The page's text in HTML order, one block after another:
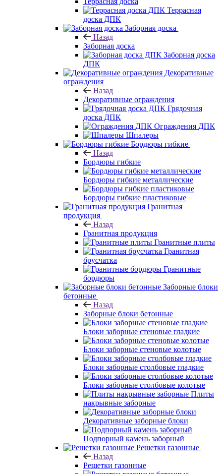
Террасная
доска ДПК
Заборная доска
Назад
Заборная доска
Заборная доска
ДПК
Декоративные
ограждения
Назад
Декоративные ограждения
Грядочная
доска ДПК
Ограждения ДПК
Шпалеры
Бордюры гибкие
Назад
Бордюры гибкие
Бордюры гибкие металлические
Бордюры гибкие пластиковые
Гранитная
продукция
Назад
Гранитная продукция
Гранитные плиты
Гранитная
брусчатка
Гранитные
бордюры
Заборные блоки
бетонные
Назад
Заборные блоки бетонные
Блоки заборные стеновые гладкие
Блоки заборные стеновые колотые
Блоки заборные столбовые гладкие
Блоки заборные столбовые колотые
Плиты
накрывные заборные
Декоративные заборные блоки
Подпорный камень заборный
Решетки газонные
Назад
Решетки газонные